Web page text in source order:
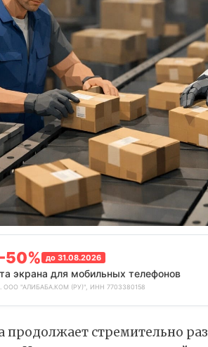
50% до 31.08.2026
экрана для мобильных телефонов
ООО "АЛИБАБА.КОМ (РУ)", ИНН 7703380158
продолжает стремительно